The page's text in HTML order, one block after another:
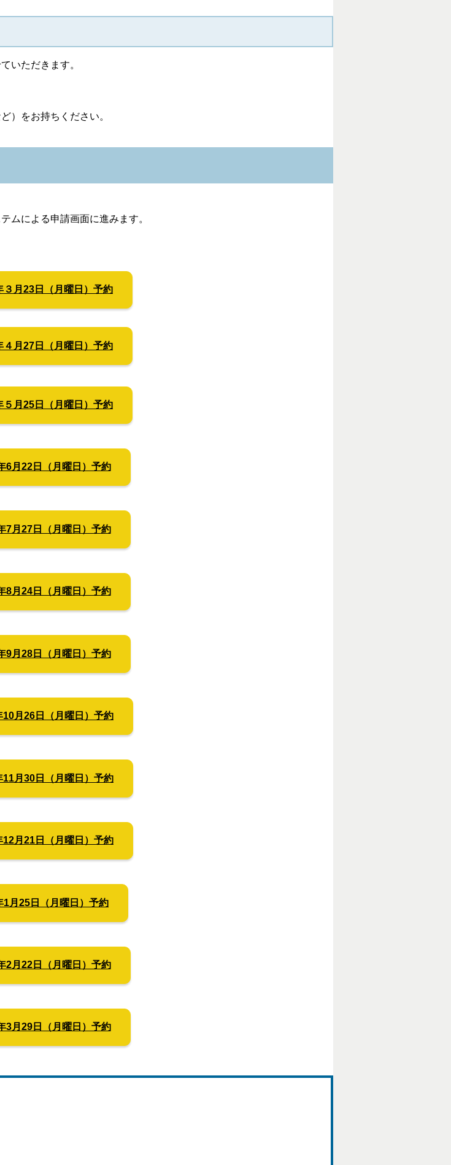
いただきます。
）をお持ちください。
ムによる申請画面に進みます。
３月23日（月曜日）予約
４月27日（月曜日）予約
５月25日（月曜日）予約
6月22日（月曜日）予約
7月27日（月曜日）予約
8月24日（月曜日）予約
9月28日（月曜日）予約
10月26日（月曜日）予約
11月30日（月曜日）予約
12月21日（月曜日）予約
1月25日（月曜日）予約
2月22日（月曜日）予約
3月29日（月曜日）予約